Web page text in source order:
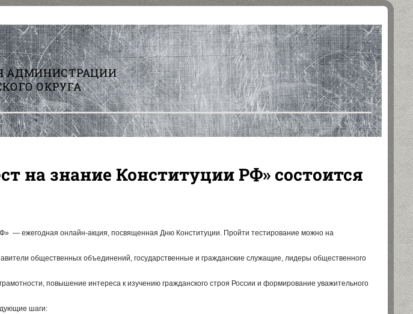
АДМИНИСТРАЦИИ
ОКРУГА
на знание Конституции РФ» состоится
— ежегодная онлайн-акция, посвященная Дню Конституции. Пройти тестирование можно на
общественных объединений, государственные и гражданские служащие, лидеры общественного
повышение интереса к изучению гражданского строя России и формирование уважительного
шаги: